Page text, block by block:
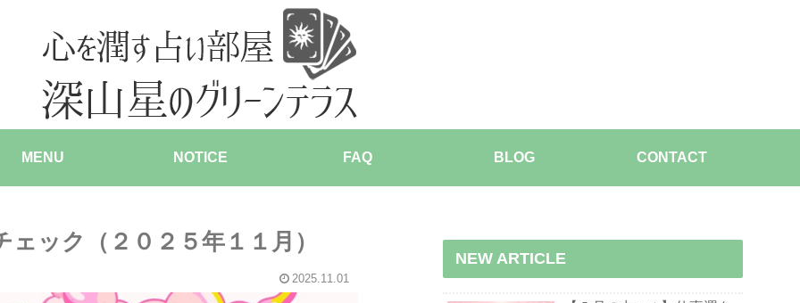
MENU NOTICE FAQ BLOG CONTACT
ック（２０２５年１１月）
2025.11.01
NEW ARTICLE